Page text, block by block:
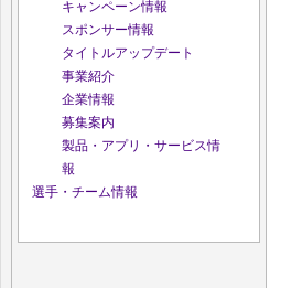
キャンペーン情報
スポンサー情報
タイトルアップデート
事業紹介
企業情報
募集案内
製品・アプリ・サービス情
報
選手・チーム情報